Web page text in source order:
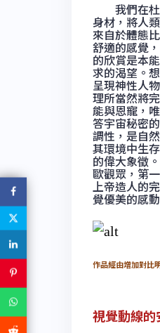
我們在杜
身材，將人
來自於體態
舒適的感覺
的欣賞是本
求的渴望。
呈現神性人
理所當然將
能與恩寵，
答宇宙秘密
調性，是自
其環境中生
的偉大象徵
歐觀眾，第
上帝造人的
覺優美的感
作品經由增加對比
視覺動線的